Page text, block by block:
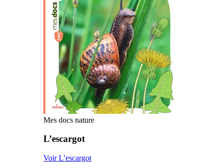
Mes docs nature
L’escargot
Voir L’escargot